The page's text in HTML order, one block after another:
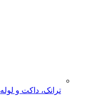
ترانک، داکت و لوله